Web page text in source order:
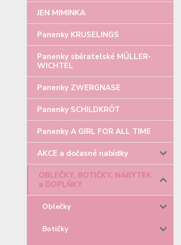
JEN MIMINKA
Panenky KRUSELINGS
Panenky sběratelské MÜLLER-
WICHTEL
Panenky ZWERGNASE
Panenky SCHILDKRÖT
Panenky A GIRL FOR ALL TIME
AKCE a dočasné nabídky
OBLEČKY, BOTIČKY, NÁBYTEK
a DOPLŇKY
Oblečky
Botičky